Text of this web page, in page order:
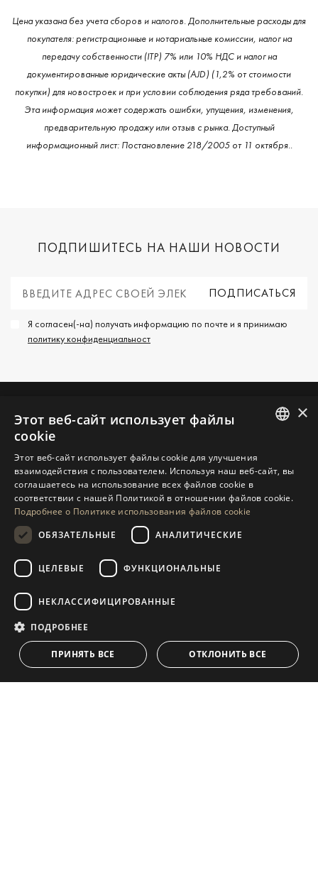
Цена указана без учета сборов и налогов. Дополнительные расходы для
покупателя: регистрационные и нотариальные комиссии, налог на
передачу собственности (ITP) 7% или 10% НДС и налог на
документированные юридические акты (AJD) (1,2% от стоимости
покупки) для новостроек и при условии соблюдения ряда требований.
Эта информация может содержать ошибки, упущения, изменения,
предварительную продажу или отзыв с рынка. Доступный
информационный лист: Постановление 218/2005 от 11 октября..
ПОДПИШИТЕСЬ НА НАШИ НОВОСТИ
Я согласен(-на) получать информацию по почте и я принимаю
политику конфиденциальност
СВЯЖИТЕСЬ С НАМИ
ЗАПРОСИТЬ ДОПОЛНИТЕЛЬНУЮ
ИНФОРМАЦИЮ
СООБЩИТЕ НАМ
НАВИГАЦИЯ
Объекты
Путеводители
Команда
Блог
КОЛЛЕКЦИЯ
Эксклюзивы
Пляж Фронтлайн
СВЯЗАТЬСЯ
SPANISH
GERMAN
DUTCH
×
Этот веб-сайт использует файлы
cookie
Этот веб-сайт использует файлы cookie для улучшения
взаимодействия с пользователем. Используя наш веб-сайт, вы
соглашаетесь на использование всех файлов cookie в
соответствии с нашей Политикой в ​​отношении файлов cookie.
Подробнее о Политике использования файлов cookie
ОБЯЗАТЕЛЬНЫЕ
АНАЛИТИЧЕСКИЕ
ЦЕЛЕВЫЕ ФУНКЦИОНАЛЬНЫЕ
НЕКЛАССИФИЦИРОВАННЫЕ
ПОДРОБНЕЕ
ПРИНЯТЬ ВСЕ ОТКЛОНИТЬ ВСЕ